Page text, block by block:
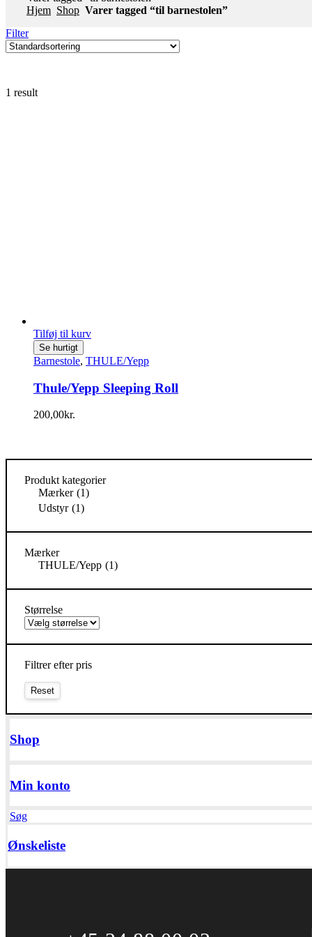
Hjem Shop Varer tagged “til barnestolen”
Filter
1 result
Tilføj til kurv
Se hurtigt
Barnestole, THULE/Yepp
Thule/Yepp Sleeping Roll
200,00kr.
Produkt kategorier
Mærker (1)
Udstyr (1)
Mærker
THULE/Yepp (1)
Størrelse
Filtrer efter pris
Shop
Min konto
Søg
Ønskeliste